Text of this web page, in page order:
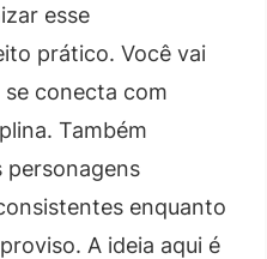
esse
prático. Você vai
conecta com
Também
personagens
enquanto
A ideia aqui é